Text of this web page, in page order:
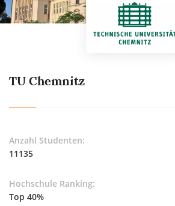
TU Chemnitz
Anzahl Studenten:
11135
Hochschule Ranking:
Top 40%